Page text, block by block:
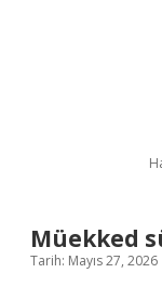
Müekked
Tarih: Mayıs 27, 2026